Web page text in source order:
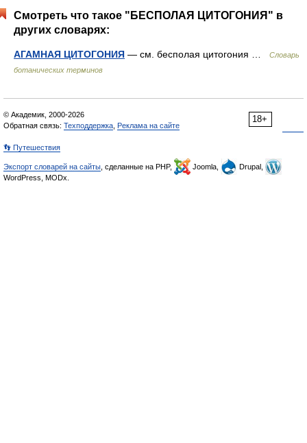
Смотреть что такое "БЕСПОЛАЯ ЦИТОГОНИЯ" в
других словарях:
АГАМНАЯ ЦИТОГОНИЯ — см. бесполая цитогония …
Словарь
ботанических терминов
18+
© Академик, 2000-2026
Обратная связь: Техподдержка Реклама на сайте
👣 Путешествия
Экспорт словарей на сайты , сделанные на PHP, Joomla,
Drupal,
WordPress, MODx.